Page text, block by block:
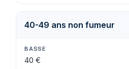
40-49 ans non fumeur
40 €